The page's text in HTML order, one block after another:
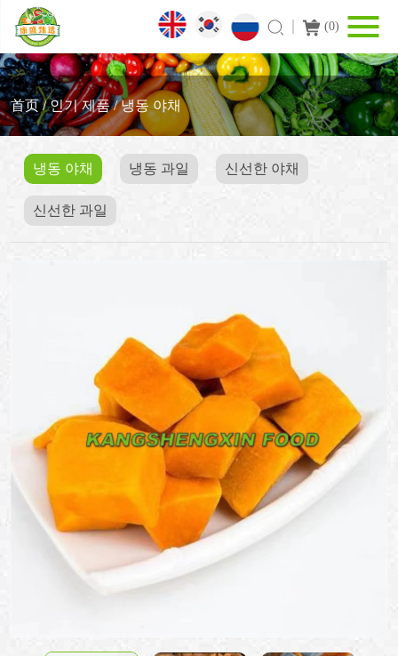
(0)
首页/인기 제품/냉동 야채
냉동 야채 냉동 과일 신선한 야채
신선한 과일